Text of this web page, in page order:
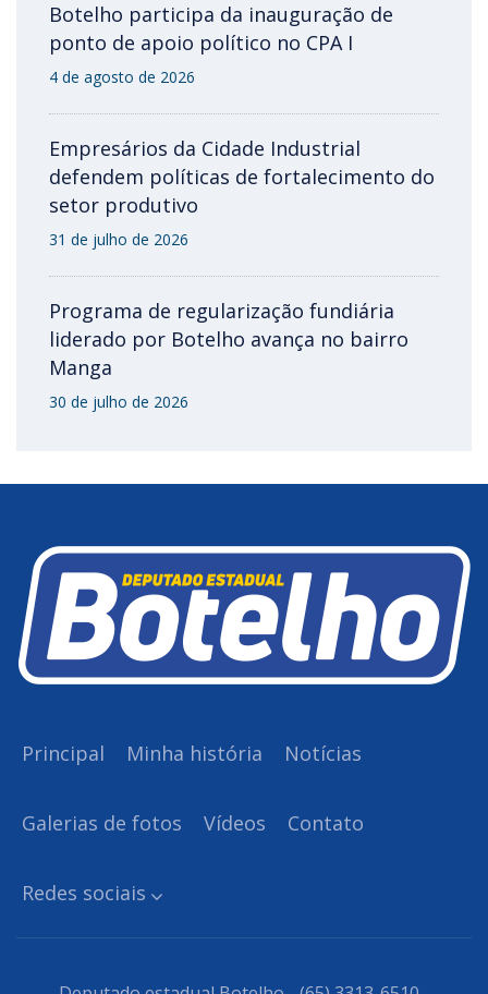
Botelho participa da inauguração de
ponto de apoio político no CPA I
4 de agosto de 2026
Empresários da Cidade Industrial
defendem políticas de fortalecimento do
setor produtivo
31 de julho de 2026
Programa de regularização fundiária
liderado por Botelho avança no bairro
Manga
30 de julho de 2026
Principal Minha história Notícias
Galerias de fotos Vídeos Contato
Redes sociais